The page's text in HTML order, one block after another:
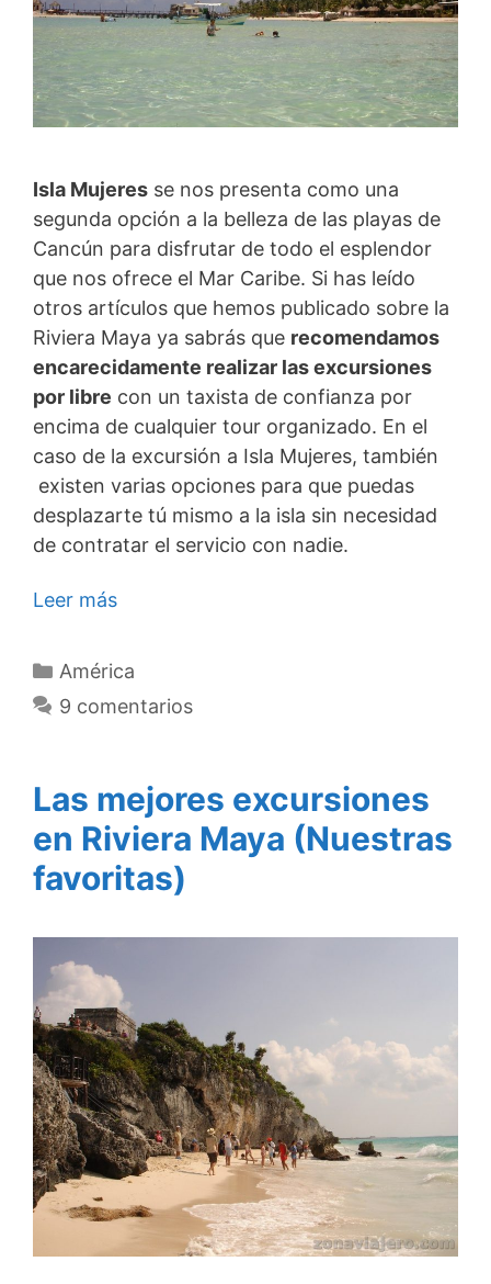
Isla Mujeres se nos presenta como una
segunda opción a la belleza de las playas de
Cancún para disfrutar de todo el esplendor
que nos ofrece el Mar Caribe. Si has leído
otros artículos que hemos publicado sobre la
Riviera Maya ya sabrás que recomendamos
encarecidamente realizar las excursiones
por libre con un taxista de confianza por
encima de cualquier tour organizado. En el
caso de la excursión a Isla Mujeres, también
existen varias opciones para que puedas
desplazarte tú mismo a la isla sin necesidad
de contratar el servicio con nadie.
Leer más
Categorías
América
9 comentarios
Las mejores excursiones
en Riviera Maya (Nuestras
favoritas)